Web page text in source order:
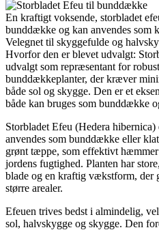
En kraftigt voksende, storbladet
bunddække og kan anvendes som
Velegnet til skyggefulde og
Hvorfor den er blevet udvalgt:
udvalgt som repræsentant for
bunddækkeplanter, der kræver
både sol og skygge. Den er et
både kan bruges som bunddække
Storbladet Efeu (Hedera hibernica)
anvendes som bunddække eller
grønt tæppe, som effektivt
jordens fugtighed. Planten har
blade og en kraftig vækstform, der
større arealer.
Efeuen trives bedst i almindelig,
sol, halvskygge og skygge. Den